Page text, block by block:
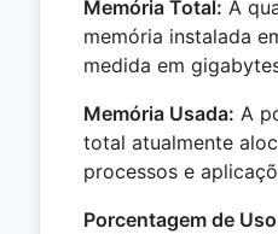
Memória Total: A
memória instalada
medida em
Memória Usada: A
total atualmente
processos e
Porcentagem de